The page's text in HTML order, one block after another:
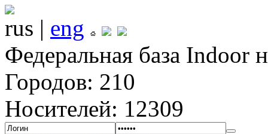
rus | eng
Федеральная база Indoor
Городов: 210
Носителей: 12309